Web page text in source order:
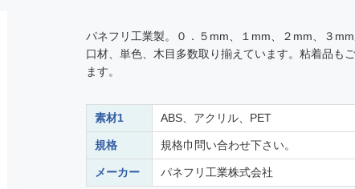
パネフリ工業製。０．５mm、１mm、２mm、３
口材、単色、木目多数取り揃えています。粘着品も
ます。
素材1 ABS、アクリル、PET
規格 規格巾問い合わせ下さい。
メーカー パネフリ工業株式会社